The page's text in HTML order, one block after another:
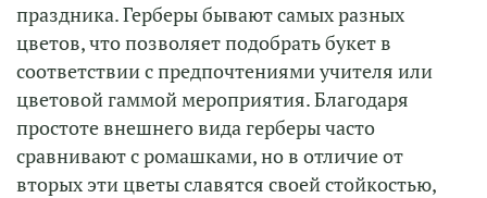
праздника. Герберы бывают самых разных
цветов, что позволяет подобрать букет в
соответствии с предпочтениями учителя или
цветовой гаммой мероприятия. Благодаря
простоте внешнего вида герберы часто
сравнивают с ромашками, но в отличие от
вторых эти цветы славятся своей стойкостью,